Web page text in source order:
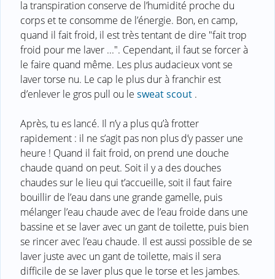
la transpiration conserve de l’humidité proche du
corps et te consomme de l’énergie. Bon, en camp,
quand il fait froid, il est très tentant de dire "fait trop
froid pour me laver ...". Cependant, il faut se forcer à
le faire quand même. Les plus audacieux vont se
laver torse nu. Le cap le plus dur à franchir est
d’enlever le gros pull ou le sweat scout .
Après, tu es lancé. Il n’y a plus qu’à frotter
rapidement : il ne s’agit pas non plus d’y passer une
heure ! Quand il fait froid, on prend une douche
chaude quand on peut. Soit il y a des douches
chaudes sur le lieu qui t’accueille, soit il faut faire
bouillir de l’eau dans une grande gamelle, puis
mélanger l’eau chaude avec de l’eau froide dans une
bassine et se laver avec un gant de toilette, puis bien
se rincer avec l’eau chaude. Il est aussi possible de se
laver juste avec un gant de toilette, mais il sera
difficile de se laver plus que le torse et les jambes.